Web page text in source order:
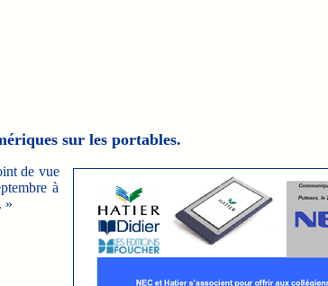
sur les portables.
de vue
à
»